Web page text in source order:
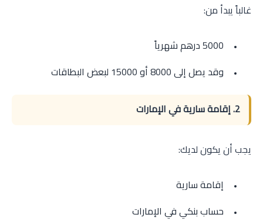
غالباً يبدأ من:
5000 درهم شهرياً
وقد يصل إلى 8000 أو 15000 لبعض البطاقات
2. إقامة سارية في الإمارات
يجب أن يكون لديك:
إقامة سارية
حساب بنكي في الإمارات